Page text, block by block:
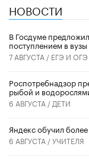
НОВОСТИ
В Госдуме
поступлением в вузы
7 АВГУСТА / ЕГЭ И ОГЭ
Роспотребнадзор
рыбой и
6 АВГУСТА / ДЕТИ
​Яндекс обучил
6 АВГУСТА /УЧИТЕЛЯ